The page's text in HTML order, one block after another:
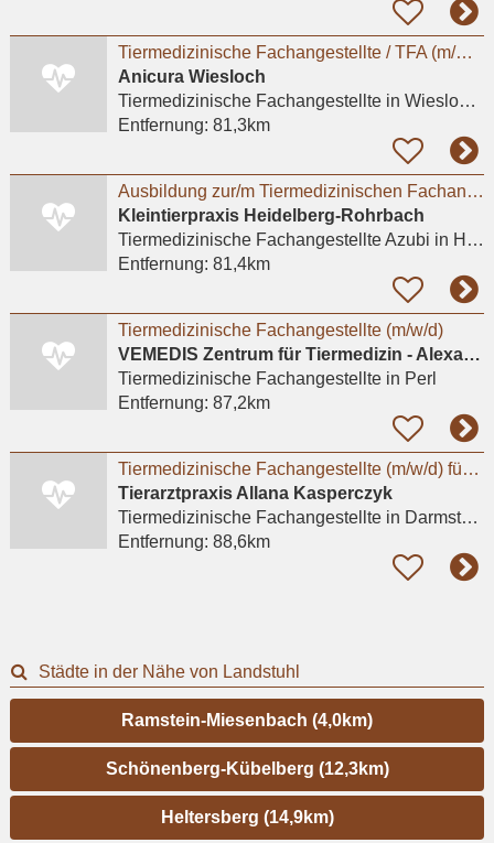
Tiermedizinische Fachangestellte / TFA (m/w/d) – Wiesloch (Heidelberg)
Anicura Wiesloch
Tiermedizinische Fachangestelltein Wiesloch, Frauenweiler
Entfernung: 81,3km
Ausbildung zur/m Tiermedizinischen Fachangestellten (m/w/d) zum September 2026- Heidelberg
Kleintierpraxis Heidelberg-Rohrbach
Tiermedizinische Fachangestellte Azubi in Heidelberg, Rohrbach
Entfernung: 81,4km
Tiermedizinische Fachangestellte (m/w/d)
VEMEDIS Zentrum für Tiermedizin - Alexander Weber
Tiermedizinische Fachangestelltein Perl
Entfernung: 87,2km
Tiermedizinische Fachangestellte (m/w/d) für Internistik, Ambulanz & Sprechstunde | Darmstadt
Tierarztpraxis Allana Kasperczyk
Tiermedizinische Fachangestelltein Darmstadt, Eberstadt
Entfernung: 88,6km
Städte in der Nähe von Landstuhl
Ramstein-Miesenbach (4,0km)
Schönenberg-Kübelberg (12,3km)
Heltersberg (14,9km)